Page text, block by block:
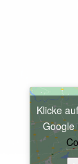
Klicke
Google